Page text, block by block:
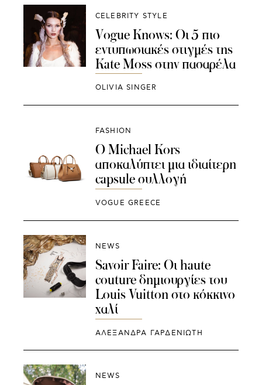
CELEBRITY STYLE
Vogue Knows: Οι 5 πιο
εντυπωσιακές στιγμές της
Kate Moss στην πασαρέλα
OLIVIA SINGER
FASHION
Ο Michael Kors
αποκαλύπτει μια ιδιαίτερη
capsule συλλογή
VOGUE GREECE
NEWS
Savoir Faire: Οι haute
couture δημιουργίες του
Louis Vuitton στο κόκκινο
χαλί
ΑΛΕΞΑΝΔΡΑ ΓΑΡΔΕΝΙΩΤΗ
NEWS